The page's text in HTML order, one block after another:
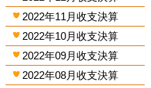
2022年11月收支決算
2022年10月收支決算
2022年09月收支決算
2022年08月收支決算